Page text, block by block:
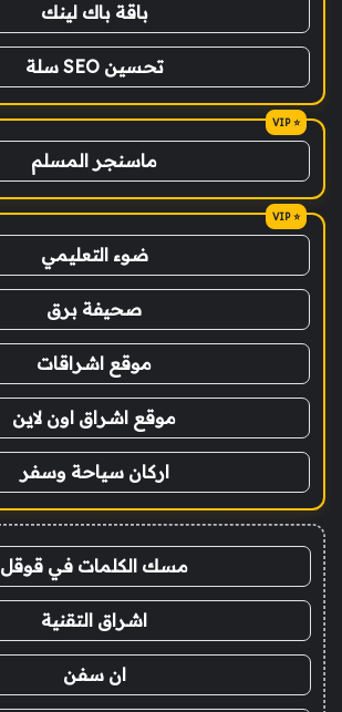
باقة باك لينك
تحسين SEO سلة
ماسنجر المسلم
ضوء التعليمي
صحيفة برق
موقع اشراقات
موقع اشراق اون لاين
اركان سياحة وسفر
مسك الكلمات في قوقل
اشراق التقنية
ان سفن